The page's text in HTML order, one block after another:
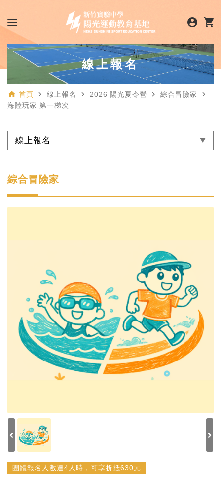
account_circle shopping_cart
線上報名
home 首頁 navigate_next 線上報名 navigate_next 2026 陽光夏令營 navigate_next 綜合冒險家 navigate_next
海陸玩家 第一梯次
線上報名
綜合冒險家
團體報名人數達4人時，可享折抵630元